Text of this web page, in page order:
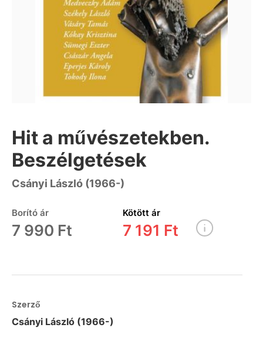
Hit a művészetekben.
Beszélgetések
Csányi László (1966-)
Borító ár
7 990 Ft
Kötött ár
7 191 Ft
Szerző
Csányi László (1966-)